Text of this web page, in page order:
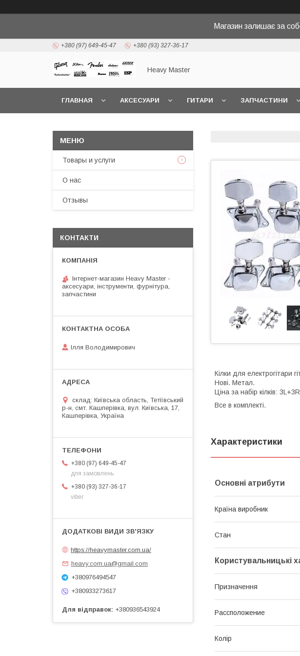
Магазин залишає за
+380 (97) 649-45-47 +380 (93) 327-36-17
Heavy Master
ГЛАВНАЯ АКСЕСУАРИ ГИТАРИ ЗАПЧАСТИНИ
Кілки для електрогітари
Нові. Метал.
Ціна за набір кілків:
Все в комплекті.
Характеристики
Основні атрибути
Країна виробник
Стан
Користувальницькі
Призначення
Рассположение
Колір
Товары и услуги
О нас
Отзывы
КОНТАКТИ
Інтернет-магазин Heavy Master -
аксесуари, інструменти, фурнітура,
запчастини
Ілля Володимирович
склад: Київська область, Тетіївський
р-н, смт. Кашперівка, вул. Київська, 17,
Кашперівка, Україна
+380 (97) 649-45-47
для замовлень
+380 (93) 327-36-17
viber
https://heavymaster.com.ua/
heavy.com.ua@gmail.com
+380976494547
+380933273617
Для відправок +380936543924